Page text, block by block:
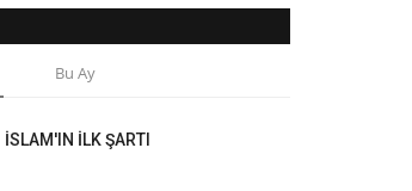
Bu Ay
İSLAM'IN İLK ŞARTI